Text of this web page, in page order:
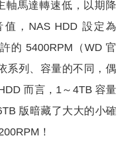
軸馬達轉速低，以期降
，NAS HDD 設定為
的 5400RPM（WD 官
系列、容量的不同，偶
而言，1～4TB 容量
版暗藏了大大的小確
！